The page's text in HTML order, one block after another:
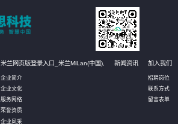
米兰网页版登录入口_米兰MiLan(中国),
企业简介
企业文化
服务网络
荣誉资质
企业风采
新闻资讯 加入我们
招聘岗位
联系方式
留言表单